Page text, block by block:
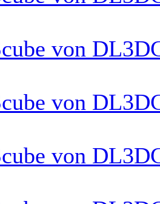
von
von
von